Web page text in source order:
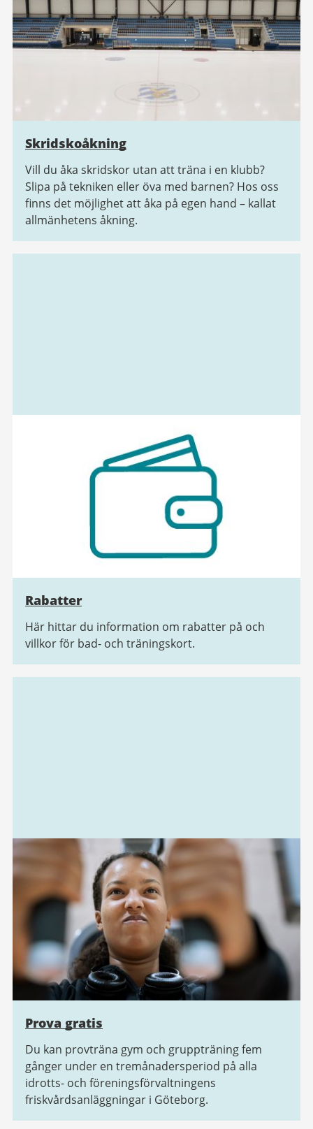
Skridskoåkning
Vill du åka skridskor utan att träna i en klubb?
Slipa på tekniken eller öva med barnen? Hos oss
finns det möjlighet att åka på egen hand – kallat
allmänhetens åkning.
Rabatter
Här hittar du information om rabatter på och
villkor för bad- och träningskort.
Prova gratis
Du kan provträna gym och gruppträning fem
gånger under en tremånadersperiod på alla
idrotts- och föreningsförvaltningens
friskvårdsanläggningar i Göteborg.